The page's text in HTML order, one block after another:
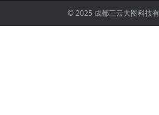
© 2025 成都三云大图科技